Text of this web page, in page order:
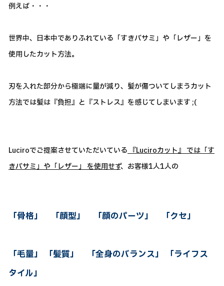
例えば・・・
世界中、日本中でありふれている「すきバサミ」や「レザー」を
使用したカット方法。
刃を入れた部分から極端に量が減り、髪が傷ついてしまうカット
方法では髪は『負担』と『ストレス』を感じてしまいます ;(
Luciroでご提案させていただいている 『Luciroカット』 では「す
きバサミ」や「レザー」 を使用せず、お客様1人1人の
「骨格」 「顔型」 「顔のパーツ」 「クセ」
「毛量」 「髪質」 「全身のバランス」 「ライフス
タイル」